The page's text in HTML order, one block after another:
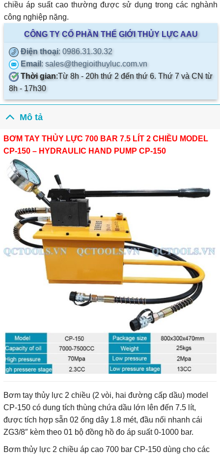
chiều áp suất cao thường được sử dụng trong các nghành
công nghiệp nặng.
CÔNG TY CỔ PHẦN THẾ GIỚI THỦY LỰC AAU
Điện thoại: 0986.31.30.32
Email: sales@thegioithuyluc.com.vn
Thời gian:Từ 8h - 20h thứ 2 đến thứ 6. Thứ 7 và CN từ
8h - 17h30
Mô tả
BƠM TAY THỦY LỰC 700 BAR 7.5 LÍT 2 CHIỀU MODEL
CP-150 – HYDRAULIC HAND PUMP CP-150
Bơm tay thủy lực 2 chiều (2 vòi, hai đường cấp dầu) model
CP-150 có dung tích thùng chứa dầu lớn lên đến 7.5 lít,
được tích hợp sẵn 02 ống dây 1.8 mét, đầu nối nhanh cái
ZG3/8″ kèm theo 01 bộ đồng hồ đo áp suất 0-1000 bar.
Bơm thủy lực 2 chiều áp cao 700 bar CP-150 dùng cho các